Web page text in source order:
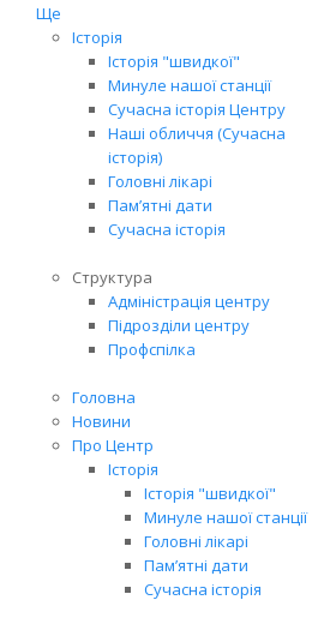
Ще
Історія
Історія "швидкої"
Минуле нашої станції
Сучасна історія Центру
Наші обличчя (Сучасна
історія)
Головні лікарі
Пам’ятні дати
Сучасна історія
Структура
Адміністрація центру
Підрозділи центру
Профспілка
Головна
Новини
Про Центр
Історія
Історія "швидкої"
Минуле нашої станції
Головні лікарі
Пам’ятні дати
Сучасна історія